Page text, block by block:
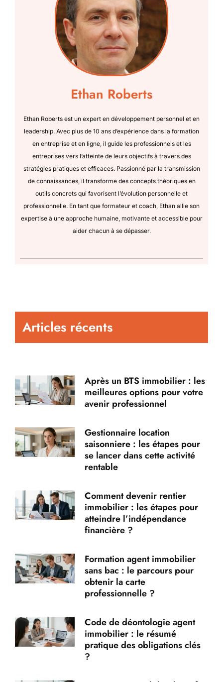
Ethan Roberts
Ethan Roberts est un expert en développement personnel et en
leadership. Avec plus de 10 ans d’expérience dans la formation
en entreprise et en ligne, il guide les professionnels et les
entreprises vers l’atteinte de leurs objectifs à travers des
stratégies pratiques et efficaces. Passionné par la transmission
de connaissances, il transforme des concepts théoriques en
outils concrets qui favorisent l’évolution personnelle et
professionnelle. En tant que formateur et coach, Ethan allie son
expertise à une approche humaine, motivante et accessible pour
aider chacun à se dépasser.
Articles récents
Après un BTS immobilier : les
meilleures options pour votre
avenir professionnel
Gestionnaire location
saisonniere : les étapes pour
se lancer dans cette activité
rentable
Comment devenir rentier
immobilier : les étapes pour
atteindre l’indépendance
financière ?
Formation agent immobilier
sans bac : le parcours pour
obtenir la carte
professionnelle ?
Code de déontologie agent
immobilier : le résumé
pratique des obligations clés
?